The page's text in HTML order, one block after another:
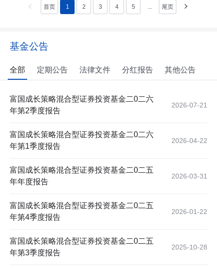
首页 1 2 3 4 5 ... 尾页
基金公告
全部 定期公告 法律文件 分红报告 其他公告
富国成长策略混合型证券投资基金二0二六
年第2季度报告
2026-07-21
富国成长策略混合型证券投资基金二0二六
年第1季度报告
2026-04-22
富国成长策略混合型证券投资基金二0二五
年年度报告
2026-03-31
富国成长策略混合型证券投资基金二0二五
年第4季度报告
2026-01-22
富国成长策略混合型证券投资基金二0二五
年第3季度报告
2025-10-28